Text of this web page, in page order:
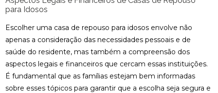
para Idosos
Escolher uma casa de repouso para idosos envolve não
apenas a consideração das necessidades pessoais e de
saúde do residente, mas também a compreensão dos
aspectos legais e financeiros que cercam essas instituições.
É fundamental que as famílias estejam bem informadas
sobre esses tópicos para garantir que a escolha seja segura e